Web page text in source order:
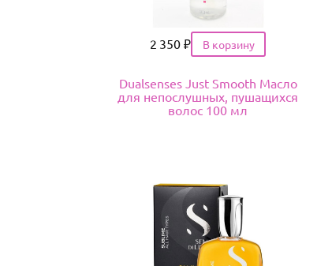
Цена
2 350 ₽
Dualsenses Just Smooth Масло
для непослушных, пушащихся
волос 100 мл